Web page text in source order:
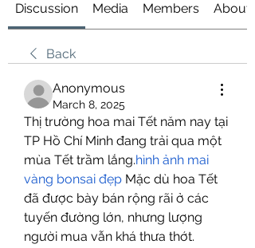
Discussion Media Members About
Back
Anonymous
March 8, 2025
Thị trường hoa mai Tết năm nay tại
TP Hồ Chí Minh đang trải qua một
mùa Tết trầm lắng.hình ảnh mai
vàng bonsai đẹp Mặc dù hoa Tết
đã được bày bán rộng rãi ở các
tuyến đường lớn, nhưng lượng
người mua vẫn khá thưa thớt.